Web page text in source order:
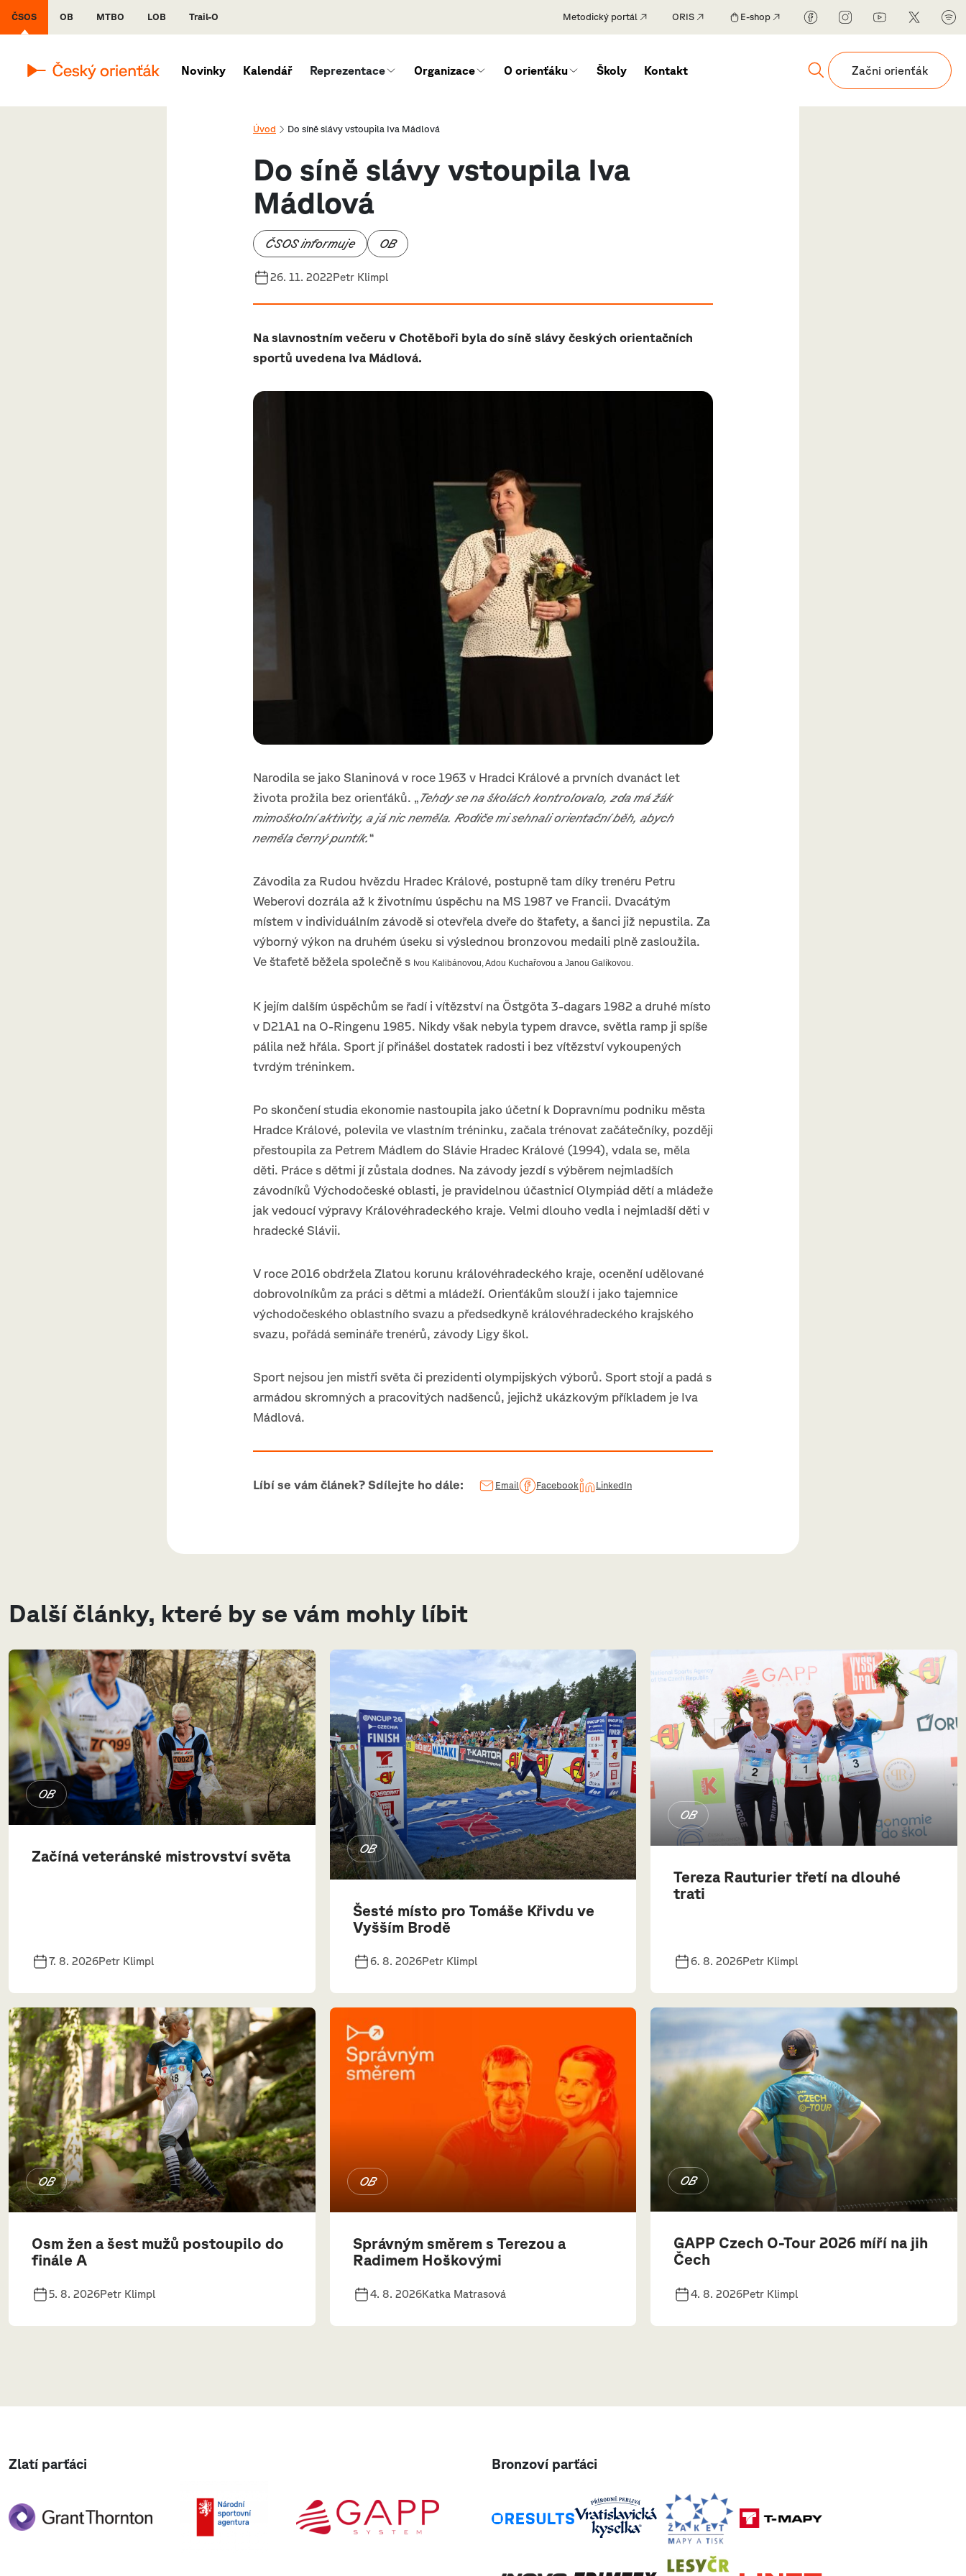
ČSOS OB MTBO LOB Trail-O Metodický portál ORIS E-shop
Novinky Kalendář Reprezentace Organizace O orienťáku Školy Kontakt Začni orienťák
Úvod Do síně slávy vstoupila Iva Mádlová
Do síně slávy vstoupila Iva
Mádlová
ČSOS informuje OB
26. 11. 2022Petr Klimpl
Na slavnostním večeru v Chotěboři byla do síně slávy českých orientačních
sportů uvedena Iva Mádlová.
Narodila se jako Slaninová v roce 1963 v Hradci Králové a prvních dvanáct let
života prožila bez orienťáků. „Tehdy se na školách kontrolovalo, zda má žák
mimoškolní aktivity, a já nic neměla. Rodiče mi sehnali orientační běh, abych
neměla černý puntík.“
Závodila za Rudou hvězdu Hradec Králové, postupně tam díky trenéru Petru
Weberovi dozrála až k životnímu úspěchu na MS 1987 ve Francii. Dvacátým
místem v individuálním závodě si otevřela dveře do štafety, a šanci již nepustila. Za
výborný výkon na druhém úseku si výslednou bronzovou medaili plně zasloužila.
Ve štafetě běžela společně s Ivou Kalibánovou, Adou Kuchařovou a Janou Galíkovou.
K jejím dalším úspěchům se řadí i vítězství na Östgöta 3-dagars 1982 a druhé místo
v D21A1 na O-Ringenu 1985. Nikdy však nebyla typem dravce, světla ramp ji spíše
pálila než hřála. Sport jí přinášel dostatek radosti i bez vítězství vykoupených
tvrdým tréninkem.
Po skončení studia ekonomie nastoupila jako účetní k Dopravnímu podniku města
Hradce Králové, polevila ve vlastním tréninku, začala trénovat začátečníky, později
přestoupila za Petrem Mádlem do Slávie Hradec Králové (1994), vdala se, měla
děti. Práce s dětmi jí zůstala dodnes. Na závody jezdí s výběrem nejmladších
závodníků Východočeské oblasti, je pravidelnou účastnicí Olympiád dětí a mládeže
jak vedoucí výpravy Královéhradeckého kraje. Velmi dlouho vedla i nejmladší děti v
hradecké Slávii.
V roce 2016 obdržela Zlatou korunu královéhradeckého kraje, ocenění udělované
dobrovolníkům za práci s dětmi a mládeží. Orienťákům slouží i jako tajemnice
východočeského oblastního svazu a předsedkyně královéhradeckého krajského
svazu, pořádá semináře trenérů, závody Ligy škol.
Sport nejsou jen mistři světa či prezidenti olympijských výborů. Sport stojí a padá s
armádou skromných a pracovitých nadšenců, jejichž ukázkovým příkladem je Iva
Mádlová.
Líbí se vám článek? Sdílejte ho dále: Email Facebook LinkedIn
Další články, které by se vám mohly líbit
OB
Začíná veteránské mistrovství světa
7. 8. 2026Petr Klimpl
OB
Šesté místo pro Tomáše Křivdu ve
Vyšším Brodě
6. 8. 2026Petr Klimpl
OB
Tereza Rauturier třetí na dlouhé
trati
6. 8. 2026Petr Klimpl
OB
Osm žen a šest mužů postoupilo do
finále A
5. 8. 2026Petr Klimpl
OB
Správným směrem s Terezou a
Radimem Hoškovými
4. 8. 2026Katka Matrasová
OB
GAPP Czech O-Tour 2026 míří na jih
Čech
4. 8. 2026Petr Klimpl
Zlatí parťáci Bronzoví parťáci